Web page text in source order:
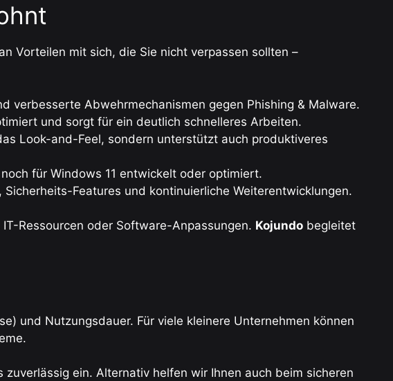
Vorteilen mit sich, die Sie nicht verpassen sollten –
verbesserte Abwehrmechanismen gegen Phishing & Malware.
und sorgt für ein deutlich schnelleres Arbeiten.
Look-and-Feel, sondern unterstützt auch produktiveres
für Windows 11 entwickelt oder optimiert.
Features und kontinuierliche Weiterentwicklungen.
Ressourcen oder Software-Anpassungen. Kojundo begleitet
und Nutzungsdauer. Für viele kleinere Unternehmen können
ein. Alternativ helfen wir Ihnen auch beim sicheren